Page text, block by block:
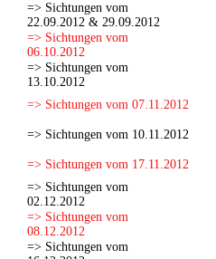
=> Sichtungen vom
22.09.2012 & 29.09.2012
=> Sichtungen vom
06.10.2012
=> Sichtungen vom
13.10.2012
=> Sichtungen vom 07.11.2012
=> Sichtungen vom 10.11.2012
=> Sichtungen vom 17.11.2012
=> Sichtungen vom
02.12.2012
=> Sichtungen vom
08.12.2012
=> Sichtungen vom